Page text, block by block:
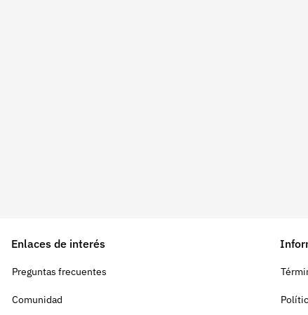
Enlaces de interés
Preguntas frecuentes
Comunidad